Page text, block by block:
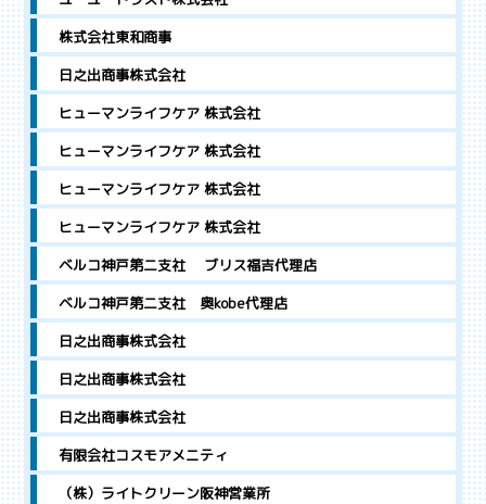
株式会社東和商事
日之出商事株式会社
ヒューマンライフケア 株式会社
ヒューマンライフケア 株式会社
ヒューマンライフケア 株式会社
ヒューマンライフケア 株式会社
ベルコ神戸第二支社 ブリス福吉代理店
ベルコ神戸第二支社 奥kobe代理店
日之出商事株式会社
日之出商事株式会社
日之出商事株式会社
有限会社コスモアメニティ
（株）ライトクリーン阪神営業所